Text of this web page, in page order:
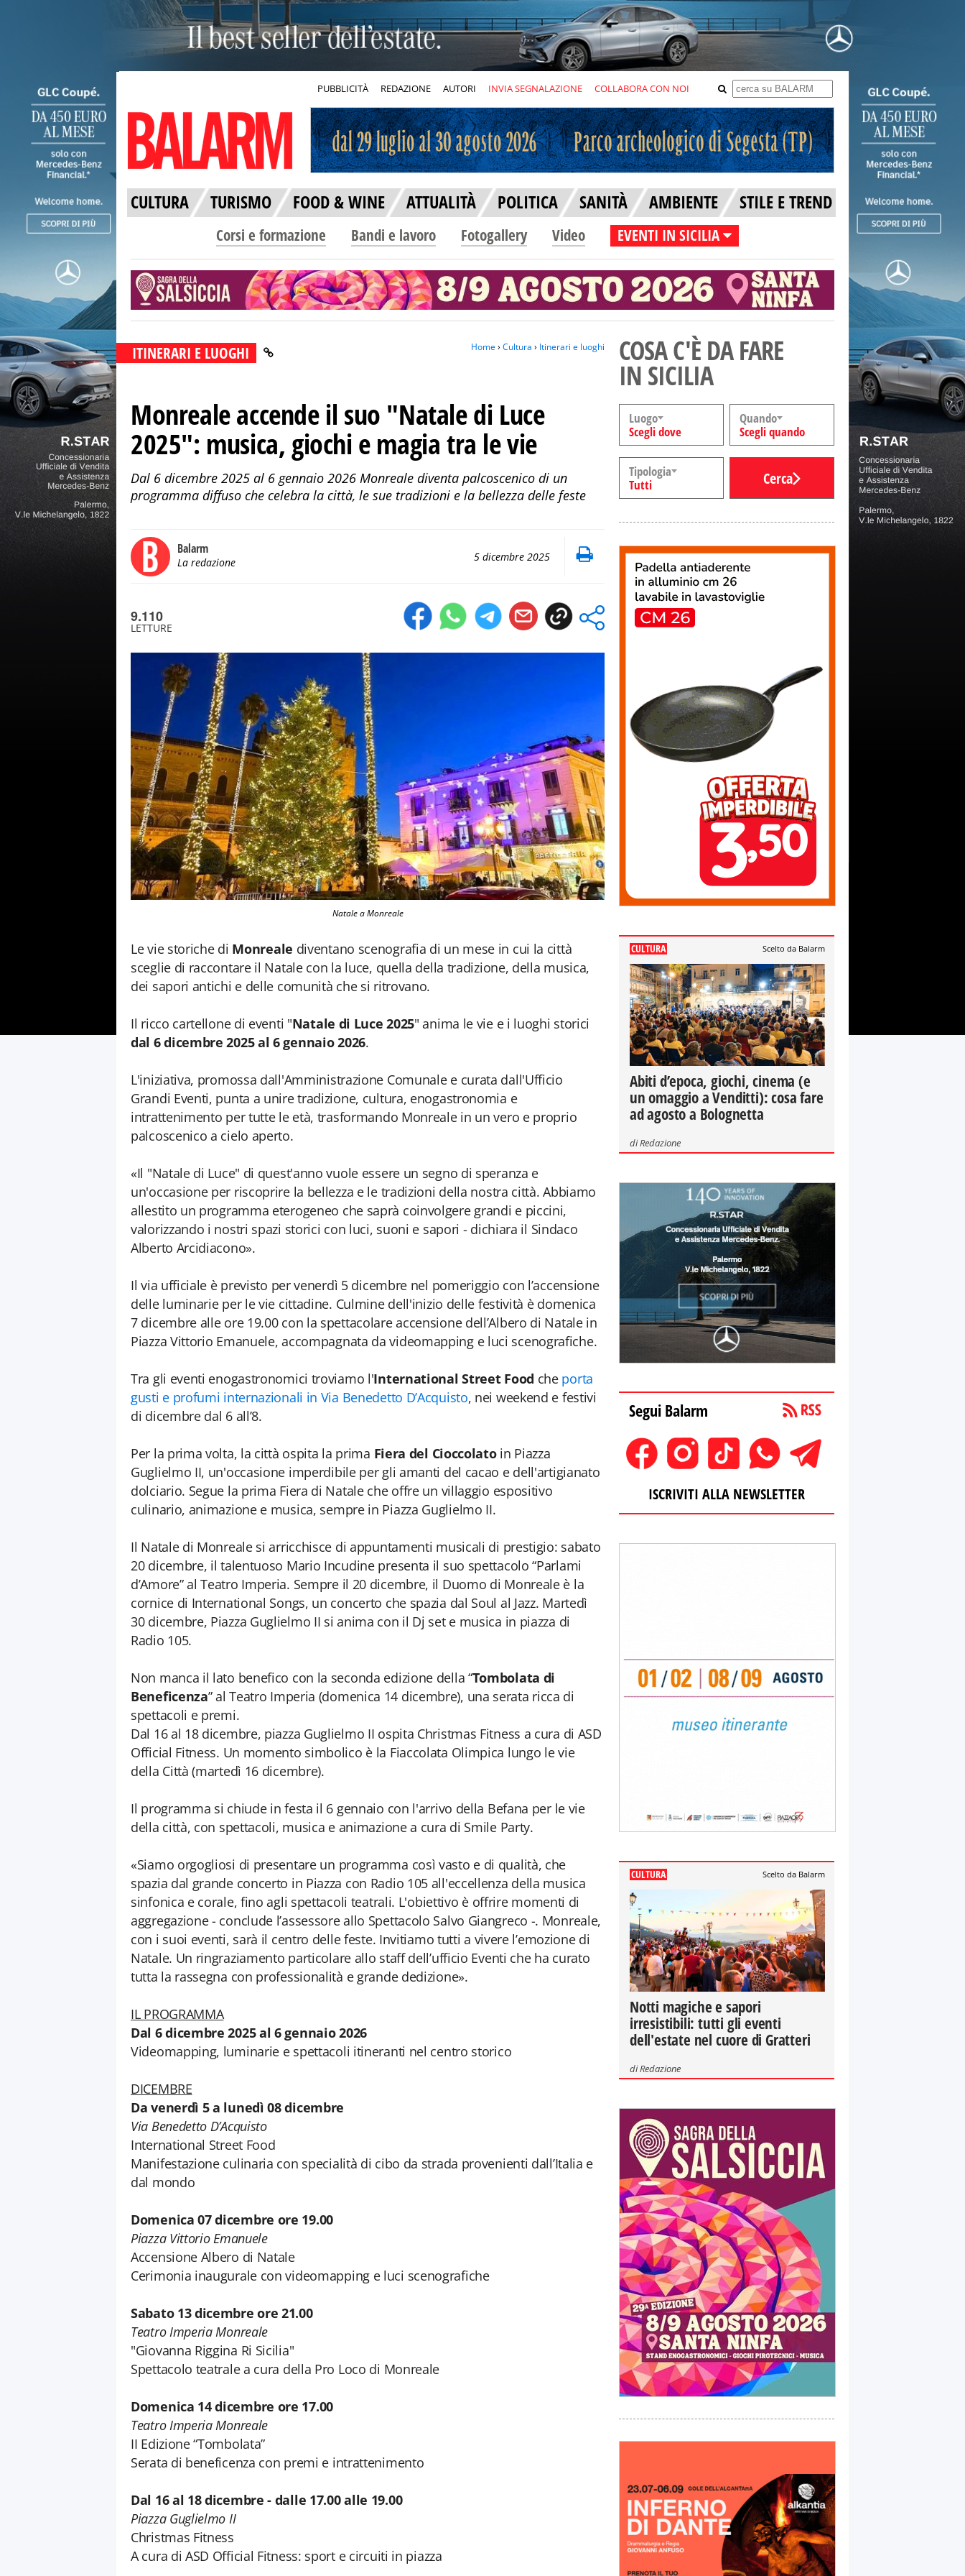
PUBBLICITÀ REDAZIONE AUTORI INVIA SEGNALAZIONE COLLABORA CON NOI
CULTURA TURISMO FOOD & WINE ATTUALITÀ POLITICA SANITÀ AMBIENTE STILE E TREND
Corsi e formazione Bandi e lavoro Fotogallery Video EVENTI IN SICILIA
ITINERARI E LUOGHI Home› Cultura › Itinerari e luoghi
Monreale accende il suo "Natale di Luce
2025": musica, giochi e magia tra le vie
Dal 6 dicembre 2025 al 6 gennaio 2026 Monreale diventa palcoscenico di un
programma diffuso che celebra la città, le sue tradizioni e la bellezza delle feste
Balarm
La redazione 5 dicembre 2025
9.110
LETTURE
Natale a Monreale
Le vie storiche di Monreale diventano scenografia di un mese in cui la città
sceglie di raccontare il Natale con la luce, quella della tradizione, della musica,
dei sapori antichi e delle comunità che si ritrovano.
Il ricco cartellone di eventi "Natale di Luce 2025" anima le vie e i luoghi storici
dal 6 dicembre 2025 al 6 gennaio 2026.
L'iniziativa, promossa dall'Amministrazione Comunale e curata dall'Ufficio
Grandi Eventi, punta a unire tradizione, cultura, enogastronomia e
intrattenimento per tutte le età, trasformando Monreale in un vero e proprio
palcoscenico a cielo aperto.
«Il "Natale di Luce" di quest'anno vuole essere un segno di speranza e
un'occasione per riscoprire la bellezza e le tradizioni della nostra città. Abbiamo
allestito un programma eterogeneo che saprà coinvolgere grandi e piccini,
valorizzando i nostri spazi storici con luci, suoni e sapori - dichiara il Sindaco
Alberto Arcidiacono».
Il via ufficiale è previsto per venerdì 5 dicembre nel pomeriggio con l’accensione
delle luminarie per le vie cittadine. Culmine dell'inizio delle festività è domenica
7 dicembre alle ore 19.00 con la spettacolare accensione dell’Albero di Natale in
Piazza Vittorio Emanuele, accompagnata da videomapping e luci scenografiche.
Tra gli eventi enogastronomici troviamo l'International Street Food che porta
gusti e profumi internazionali in Via Benedetto D’Acquisto, nei weekend e festivi
di dicembre dal 6 all’8.
Per la prima volta, la città ospita la prima Fiera del Cioccolatoin Piazza
Guglielmo II, un'occasione imperdibile per gli amanti del cacao e dell'artigianato
dolciario. Segue la prima Fiera di Natale che offre un villaggio espositivo
culinario, animazione e musica, sempre in Piazza Guglielmo II.
Il Natale di Monreale si arricchisce di appuntamenti musicali di prestigio: sabato
20 dicembre, il talentuoso Mario Incudine presenta il suo spettacolo “Parlami
d’Amore” al Teatro Imperia. Sempre il 20 dicembre, il Duomo di Monreale è la
cornice di International Songs, un concerto che spazia dal Soul al Jazz. Martedì
30 dicembre, Piazza Guglielmo II si anima con il Dj set e musica in piazza di
Radio 105.
Non manca il lato benefico con la seconda edizione della “Tombolata di
Beneficenza” al Teatro Imperia (domenica 14 dicembre), una serata ricca di
spettacoli e premi.
Dal 16 al 18 dicembre, piazza Guglielmo II ospita Christmas Fitness a cura di ASD
Official Fitness. Un momento simbolico è la Fiaccolata Olimpica lungo le vie
della Città (martedì 16 dicembre).
Il programma si chiude in festa il 6 gennaio con l'arrivo della Befana per le vie
della città, con spettacoli, musica e animazione a cura di Smile Party.
«Siamo orgogliosi di presentare un programma così vasto e di qualità, che
spazia dal grande concerto in Piazza con Radio 105 all'eccellenza della musica
sinfonica e corale, fino agli spettacoli teatrali. L'obiettivo è offrire momenti di
aggregazione - conclude l’assessore allo Spettacolo Salvo Giangreco -. Monreale,
con i suoi eventi, sarà il centro delle feste. Invitiamo tutti a vivere l’emozione di
Natale. Un ringraziamento particolare allo staff dell’ufficio Eventi che ha curato
tutta la rassegna con professionalità e grande dedizione».
IL PROGRAMMA
Dal 6 dicembre 2025 al 6 gennaio 2026
Videomapping, luminarie e spettacoli itineranti nel centro storico
DICEMBRE
Da venerdì 5 a lunedì 08 dicembre
Via Benedetto D’Acquisto
International Street Food
Manifestazione culinaria con specialità di cibo da strada provenienti dall’Italia e
dal mondo
Domenica 07 dicembre ore 19.00
Piazza Vittorio Emanuele
Accensione Albero di Natale
Cerimonia inaugurale con videomapping e luci scenografiche
Sabato 13 dicembre ore 21.00
Teatro Imperia Monreale
"Giovanna Riggina Ri Sicilia"
Spettacolo teatrale a cura della Pro Loco di Monreale
Domenica 14 dicembre ore 17.00
Teatro Imperia Monreale
II Edizione “Tombolata”
Serata di beneficenza con premi e intrattenimento
Dal 16 al 18 dicembre - dalle 17.00 alle 19.00
Piazza Guglielmo II
Christmas Fitness
A cura di ASD Official Fitness: sport e circuiti in piazza
COSA C'È DA FARE
IN SICILIA
Luogo
Scegli dove
Quando
Scegli quando
Tipologia
Tutti
Cerca
CULTURA Scelto da Balarm
Abiti d’epoca, giochi, cinema (e
un omaggio a Venditti): cosa fare
ad agosto a Bolognetta
diRedazione
Segui Balarm
ISCRIVITI ALLA NEWSLETTER
CULTURA Scelto da Balarm
Notti magiche e sapori
irresistibili: tutti gli eventi
dell'estate nel cuore di Gratteri
diRedazione